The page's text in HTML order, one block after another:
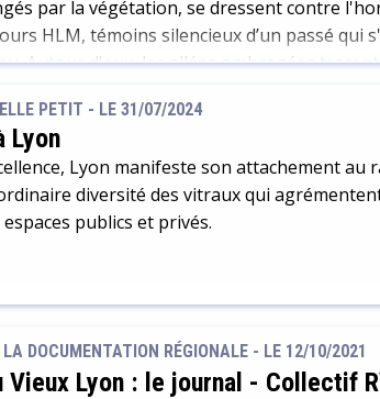
par la végétation, se dressent contre
HLM, témoins silencieux d’un passé qui
Autour d'eux, les allées ombragées
d'abandon, comme si le temps en ces
ces tombeaux immémoriaux, il a bien fallu
dresser. Les cimetières ont nécessairement
PETIT - LE 31/07/2024
Lyon
Lyon manifeste son attachement au
diversité des vitraux qui
publics et privés.
LA DOCUMENTATION RÉGIONALE - LE 12/10/2021
Vieux Lyon : le journal - Collectif